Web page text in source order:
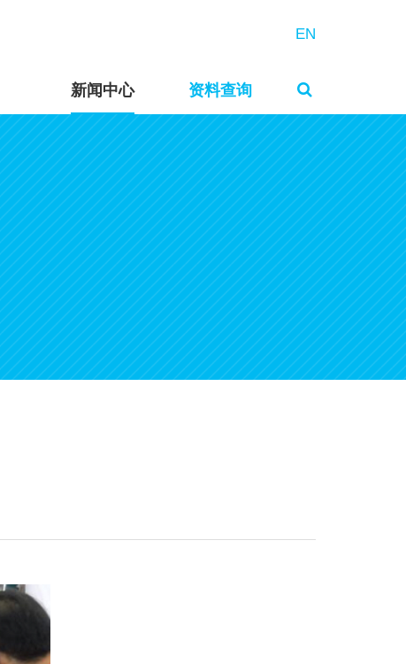
EN
新闻中心 资料查询